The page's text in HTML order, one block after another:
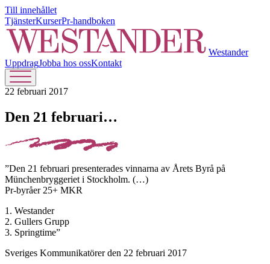
Till innehållet
TjänsterKurserPr-handboken
Westander
UppdragJobba hos ossKontakt
22 februari 2017
Den 21 februari…
”Den 21 februari presenterades vinnarna av Årets Byrå på
Münchenbryggeriet i Stockholm. (…)
Pr-byråer 25+ MKR
1. Westander
2. Gullers Grupp
3. Springtime”
Sveriges Kommunikatörer den 22 februari 2017